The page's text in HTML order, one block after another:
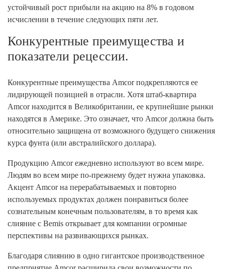
устойчивый рост прибыли на акцию на 8% в годовом
исчислении в течение следующих пяти лет.
Конкурентные преимущества и
показатели рецессии.
Конкурентные преимущества Amcor подкрепляются ее
лидирующей позицией в отрасли. Хотя штаб-квартира
Amcor находится в Великобритании, ее крупнейшие рынки
находятся в Америке. Это означает, что Amcor должна быть
относительно защищена от возможного будущего снижения
курса фунта (или австралийского доллара).
Продукцию Amcor ежедневно используют во всем мире.
Людям во всем мире по-прежнему будет нужна упаковка.
Акцент Amcor на перерабатываемых и повторно
используемых продуктах должен понравиться более
сознательным конечным пользователям, в то время как
слияние с Bemis открывает для компании огромные
перспективы на развивающихся рынках.
Благодаря слиянию в одно гигантское производственное